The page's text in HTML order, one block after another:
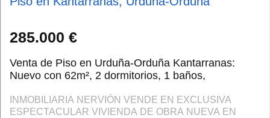
285.000 €
Venta de Piso en Urduña-Orduña Kantarranas:
Nuevo con 62m², 2 dormitorios, 1 baños,
INMOBILIARIA NERVIÓN VENDE EN EXCLUSIVA
ESPECTACULAR VIVIENDA DE OBRA NUEVA EN